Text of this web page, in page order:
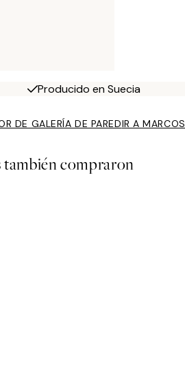
Producido en Suecia
DE GALERÍA DE PAREDIR A MARCOS
compraron